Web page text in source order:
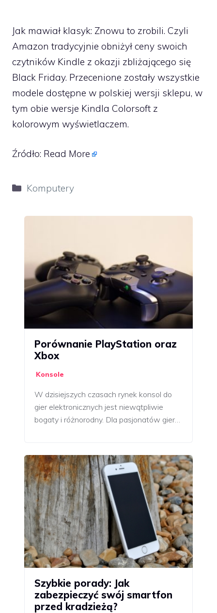
Jak mawiał klasyk: Znowu to zrobili. Czyli
Amazon tradycyjnie obniżył ceny swoich
czytników Kindle z okazji zbliżającego się
Black Friday. Przecenione zostały wszystkie
modele dostępne w polskiej wersji sklepu, w
tym obie wersje Kindla Colorsoft z
kolorowym wyświetlaczem.
Źródło: Read More
Kategorie
Komputery
Porównanie PlayStation oraz
Xbox
Konsole
W dzisiejszych czasach rynek konsol do
gier elektronicznych jest niewątpliwie
bogaty i różnorodny. Dla pasjonatów gier…
Szybkie porady: Jak
zabezpieczyć swój smartfon
przed kradzieżą?